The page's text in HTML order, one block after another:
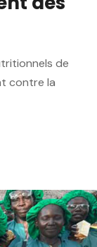
de
contre la